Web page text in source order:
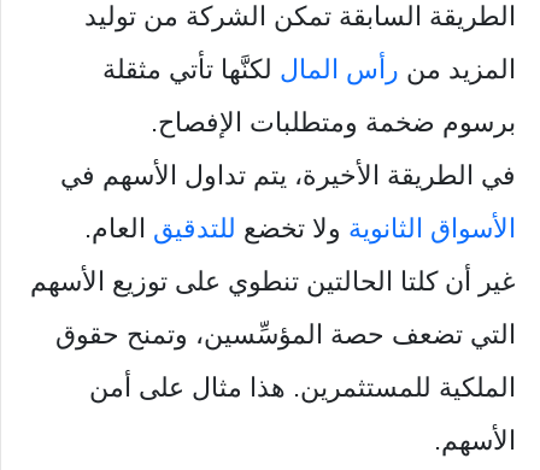
الطريقة السابقة تمكن الشركة من توليد
المزيد من رأس المال لكنَّها تأتي مثقلة
برسوم ضخمة ومتطلبات الإفصاح.
في الطريقة الأخيرة، يتم تداول الأسهم في
الأسواق الثانوية ولا تخضع للتدقيق العام.
غير أن كلتا الحالتين تنطوي على توزيع الأسهم
التي تضعف حصة المؤسِّسين، وتمنح حقوق
الملكية للمستثمرين. هذا مثال على أمن
الأسهم.